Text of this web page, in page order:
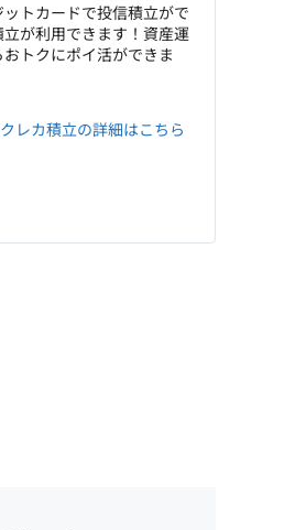
トカードで投信積立がで
立が利用できます！資産運
トクにポイ活ができま
レカ積立の詳細はこちら